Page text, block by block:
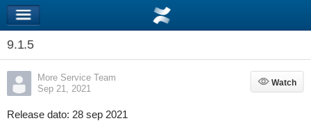
9.1.5
More Service Team
Sep 21, 2021
Watch
Watch
Release dato: 28 sep 2021